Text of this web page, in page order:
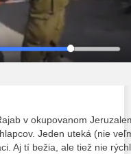
v okupovanom
Jeden uteká (nie
Aj tí bežia, ale tiež nie